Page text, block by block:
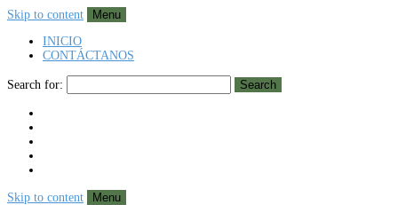
Skip to content
Menu
INICIO
CONTÁCTANOS
Search for: Search
Skip to content Menu